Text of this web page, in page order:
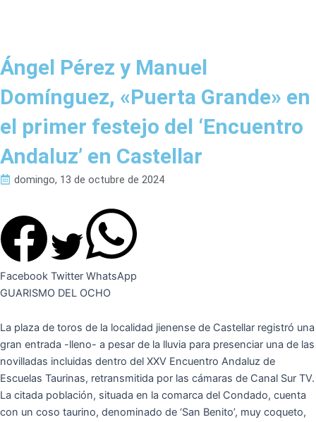
Ángel Pérez y Manuel
Domínguez, «Puerta Grande» en
el primer festejo del ‘Encuentro
Andaluz’ en Castellar
domingo, 13 de octubre de 2024
Facebook Twitter WhatsApp
GUARISMO DEL OCHO
La plaza de toros de la localidad jienense de Castellar registró una
gran entrada -lleno- a pesar de la lluvia para presenciar una de las
novilladas incluidas dentro del XXV Encuentro Andaluz de
Escuelas Taurinas, retransmitida por las cámaras de Canal Sur TV.
La citada población, situada en la comarca del Condado, cuenta
con un coso taurino, denominado de ‘San Benito’, muy coqueto,